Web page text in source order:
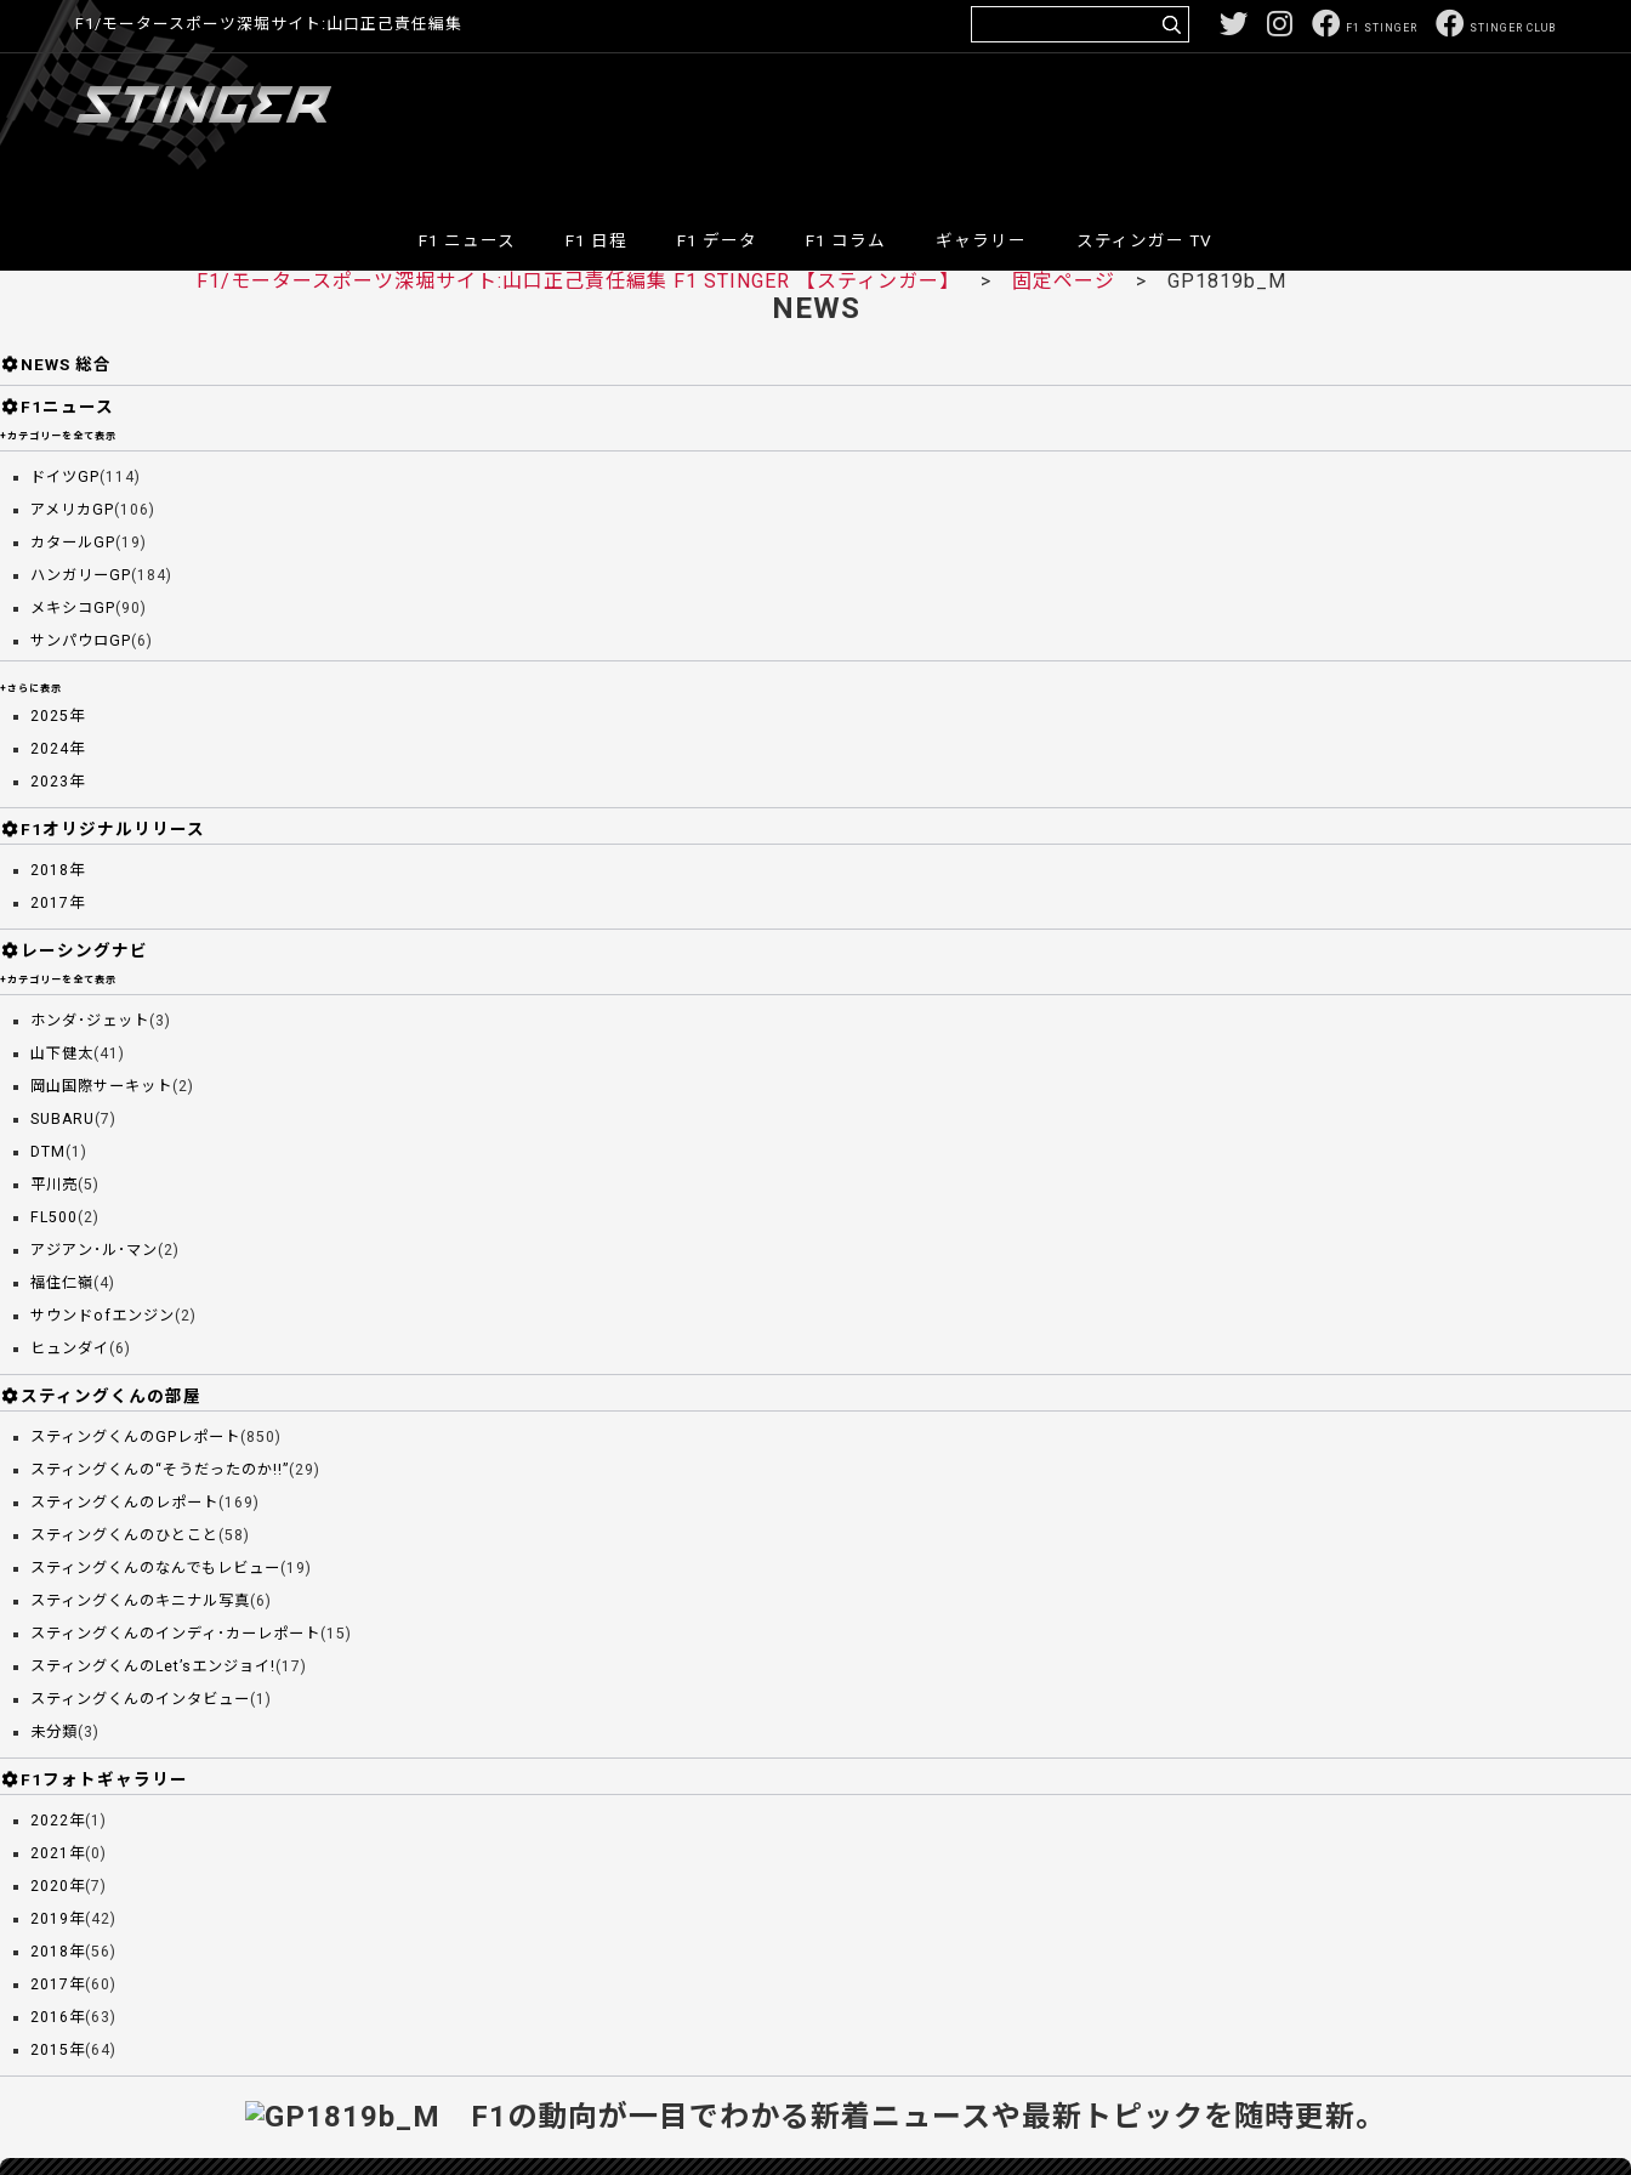
F1/モータースポーツ深堀サイト:山口正己責任編集 STINGER CLUB
F1 STINGER
F1 ニュース F1 日程 F1 データ F1 コラム ギャラリー スティンガー TV
F1/モータースポーツ深堀サイト:山口正己責任編集 F1 STINGER 【スティンガー】 > 固定ページ > GP1819b_M
NEWS
NEWS 総合
F1ニュース
+カテゴリーを全て表示
ドイツGP(114)
アメリカGP(106)
カタールGP(19)
ハンガリーGP(184)
メキシコGP(90)
サンパウロGP(6)
+さらに表示
2025年
2024年
2023年
F1オリジナルリリース
2018年
2017年
レーシングナビ
+カテゴリーを全て表示
ホンダ･ジェット(3)
山下健太(41)
岡山国際サーキット(2)
SUBARU(7)
DTM (1)
平川亮(5)
FL500(2)
アジアン･ル･マン(2)
福住仁嶺(4)
サウンドofエンジン(2)
ヒュンダイ(6)
スティングくんの部屋
スティングくんのGPレポート(850)
スティングくんの“そうだったのか!!”(29)
スティングくんのレポート(169)
スティングくんのひとこと (58)
スティングくんのなんでもレビュー(19)
スティングくんのキニナル写真(6)
スティングくんのインディ･カーレポート(15)
スティングくんのLet’sエンジョイ!(17)
スティングくんのインタビュー(1)
未分類(3)
F1フォトギャラリー
2022年(1)
2021年(0)
2020年(7)
2019年(42)
2018年(56)
2017年(60)
2016年(63)
2015年(64)